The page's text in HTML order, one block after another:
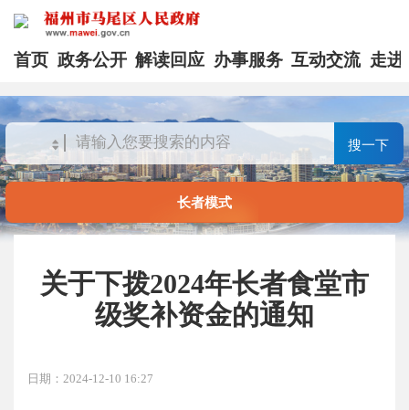
首页 政务公开 解读回应 办事服务 互动交流 走进
搜一下
长者模式
关于下拨2024年长者食堂市
级奖补资金的通知
日期：2024-12-10 16:27